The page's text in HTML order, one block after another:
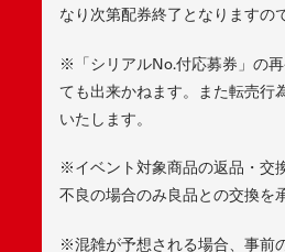
なり次第配券終了となりますの
※「シリアルNo.付応募券」の
ても出来かねます。また転売行
いたします。
※イベント対象商品の返品・交
不良の場合のみ良品との交換を
※混雑が予想される場合、事前